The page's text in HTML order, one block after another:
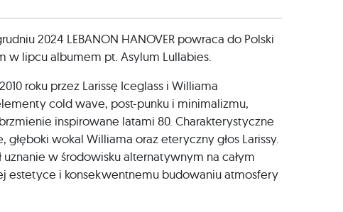
2024 LEBANON HANOVER powraca do Polski
lipcu albumem pt. Asylum Lullabies.
roku przez Larissę Iceglass i Williama
cold wave, post-punku i minimalizmu,
inspirowane latami 80. Charakterystyczne
głęboki wokal Williama oraz eteryczny głos Larissy.
uznanie w środowisku alternatywnym na całym
estetyce i konsekwentnemu budowaniu atmosfery